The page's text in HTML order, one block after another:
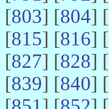
[803] [804] [
[815] [816] [
[827] [828] [
[839] [840] [